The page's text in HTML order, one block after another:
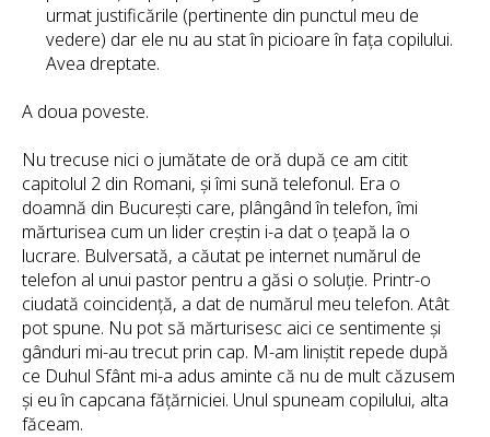
urmat justificările (pertinente din punctul meu de
vedere) dar ele nu au stat în picioare în fața copilului.
Avea dreptate.
A doua poveste.
Nu trecuse nici o jumătate de oră după ce am citit
capitolul 2 din Romani, și îmi sună telefonul. Era o
doamnă din București care, plângând în telefon, îmi
mărturisea cum un lider creștin i-a dat o țeapă la o
lucrare. Bulversată, a căutat pe internet numărul de
telefon al unui pastor pentru a găsi o soluție. Printr-o
ciudată coincidență, a dat de numărul meu telefon. Atât
pot spune. Nu pot să mărturisesc aici ce sentimente și
gânduri mi-au trecut prin cap. M-am liniștit repede după
ce Duhul Sfânt mi-a adus aminte că nu de mult căzusem
și eu în capcana fățărniciei. Unul spuneam copilului, alta
făceam.